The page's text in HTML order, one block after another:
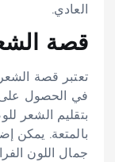
العادي.
قصة
تعتبر قصة الشعر
في الحصول
بتقليم الشعر
بالمتعة. يمكن
جمال اللون